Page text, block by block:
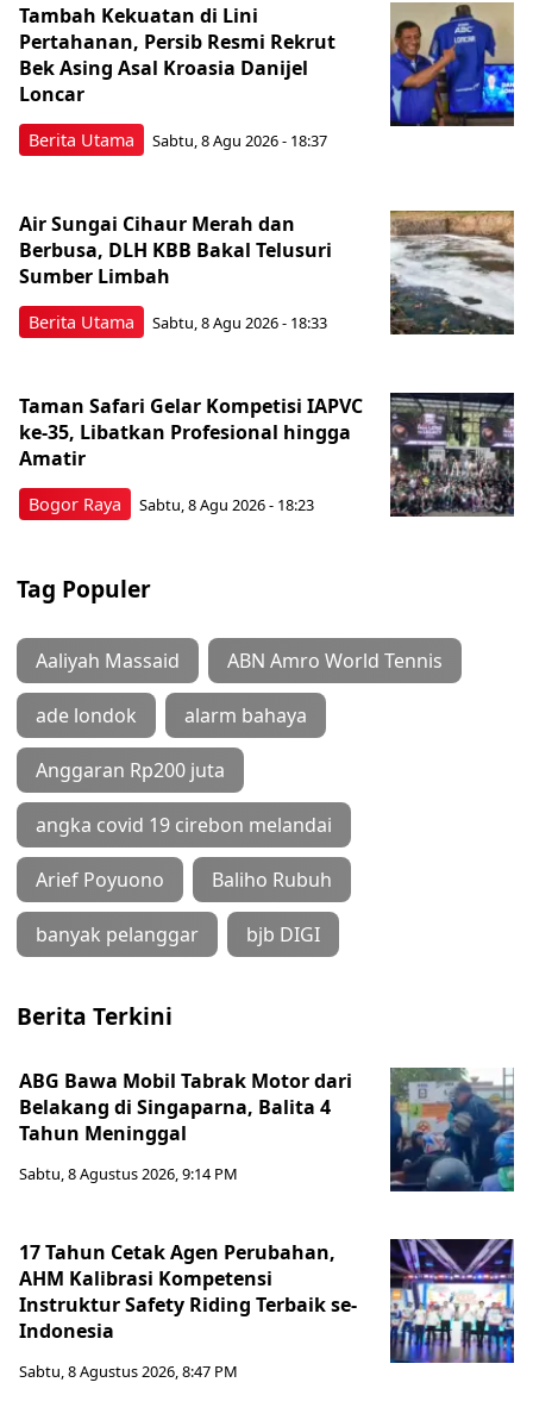
Berita Utama
Tambah Kekuatan di Lini
Pertahanan, Persib Resmi Rekrut
Bek Asing Asal Kroasia Danijel
Loncar
Sabtu, 8 Agu 2026 - 18:37
Berita Utama
Air Sungai Cihaur Merah dan
Berbusa, DLH KBB Bakal Telusuri
Sumber Limbah
Sabtu, 8 Agu 2026 - 18:33
Bogor Raya
Taman Safari Gelar Kompetisi IAPVC
ke-35, Libatkan Profesional hingga
Amatir
Sabtu, 8 Agu 2026 - 18:23
Tag Populer
Aaliyah Massaid ABN Amro World Tennis
ade londok alarm bahaya
Anggaran Rp200 juta
angka covid 19 cirebon melandai
Arief Poyuono Baliho Rubuh
banyak pelanggar bjb DIGI
Berita Terkini
ABG Bawa Mobil Tabrak Motor dari
Belakang di Singaparna, Balita 4
Tahun Meninggal
Sabtu, 8 Agustus 2026, 9:14 PM
17 Tahun Cetak Agen Perubahan,
AHM Kalibrasi Kompetensi
Instruktur Safety Riding Terbaik se-
Indonesia
Sabtu, 8 Agustus 2026, 8:47 PM